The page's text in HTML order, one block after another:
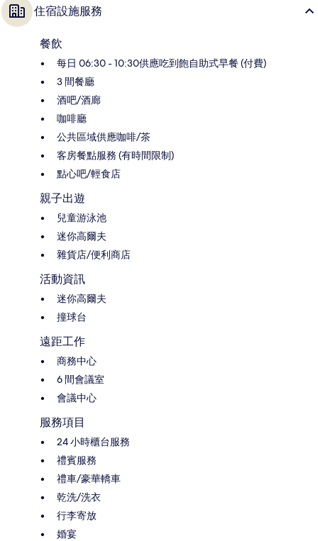
住宿設施服務
餐飲
每日 06:30 - 10:30供應吃到飽自助式早餐 (付費)
3 間餐廳
酒吧/酒廊
咖啡廳
公共區域供應咖啡/茶
客房餐點服務 (有時間限制)
點心吧/輕食店
親子出遊
兒童游泳池
迷你高爾夫
雜貨店/便利商店
活動資訊
迷你高爾夫
撞球台
遠距工作
商務中心
6 間會議室
會議中心
服務項目
24 小時櫃台服務
禮賓服務
禮車/豪華轎車
乾洗/洗衣
行李寄放
婚宴